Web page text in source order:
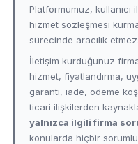
Platformumuz,
hizmet sözleşmesi
sürecinde aracılık etmez.
İletişim kurduğunuz
hizmet, fiyatlandırma,
garanti, iade, ödeme
ticari ilişkilerden
yalnızca ilgili firma
konularda hiçbir